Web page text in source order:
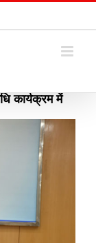
कार्यक्रम में